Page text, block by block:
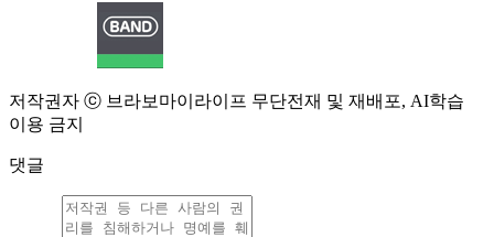
저작권자 ⓒ 브라보마이라이프 무단전재 및 재배포, AI학습
이용 금지
댓글